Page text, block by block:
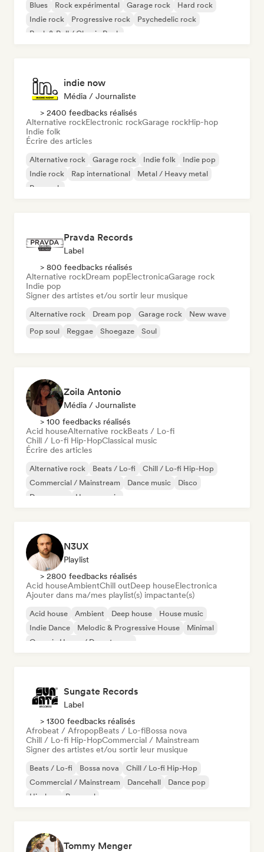
Blues Rock expérimental Garage rock
Hard rock
Indie rock
Progressive rock
Psychedelic rock
Rock & Roll / Classic Rock
indie now
Média / Journaliste
> 2400 feedbacks réalisés
Alternative rockElectronic rockGarage rockHip-hop
Indie folk
Écrire des articles
Alternative rock Garage rock Indie folk
Indie pop
Indie rock
Rap international
Metal / Heavy metal
Pop rock
Pravda Records
Label
> 800 feedbacks réalisés
Alternative rockDream popElectronicaGarage rock
Indie pop
Signer des artistes et/ou sortir leur musique
Alternative rock Dream pop Garage rock
New wave
Pop soul
Reggae Shoegaze Soul
Zoila Antonio
Média / Journaliste
> 100 feedbacks réalisés
Acid houseAlternative rockBeats / Lo-fi
Chill / Lo-fi Hip-HopClassical music
Écrire des articles
Alternative rock Beats / Lo-fi
Chill / Lo-fi Hip-Hop
Commercial / Mainstream
Dance music
Disco
Dream pop
House music
N3UX
Playlist
> 2800 feedbacks réalisés
Acid houseAmbientChill outDeep houseElectronica
Ajouter dans ma/mes playlist(s) impactante(s)
Acid house Ambient Deep house
House music
Indie Dance
Melodic & Progressive House
Minimal
Organic House / Downtempo
Sungate Records
Label
> 1300 feedbacks réalisés
Afrobeat / AfropopBeats / Lo-fiBossa nova
Chill / Lo-fi Hip-HopCommercial / Mainstream
Signer des artistes et/ou sortir leur musique
Beats / Lo-fi Bossa nova
Chill / Lo-fi Hip-Hop
Commercial / Mainstream
Dancehall
Dance pop
Hip-hop
Pop soul
Tommy Menger